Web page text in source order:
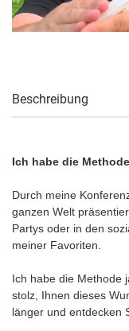
Beschreibung
Ich habe die
Durch meine
ganzen Welt
Partys oder in den
meiner Favoriten.
Ich habe die Methode
stolz, Ihnen dieses
länger und entdecken